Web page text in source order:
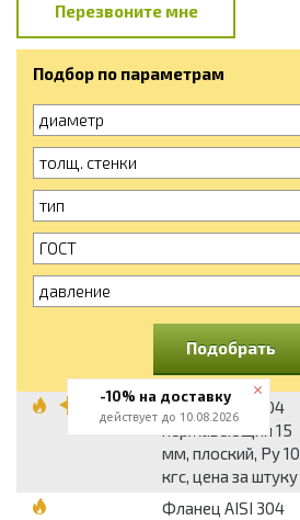
Перезвоните мне
Подбор по параметрам
диаметр
толщ. стенки
тип
ГОСТ
давление
Подобрать
Фланец AISI 304
нержавеющий 15
мм, плоский, Py 10
кгс, цена за штуку
Фланец AISI 304
-10% на доставку
действует до 10.08.2026